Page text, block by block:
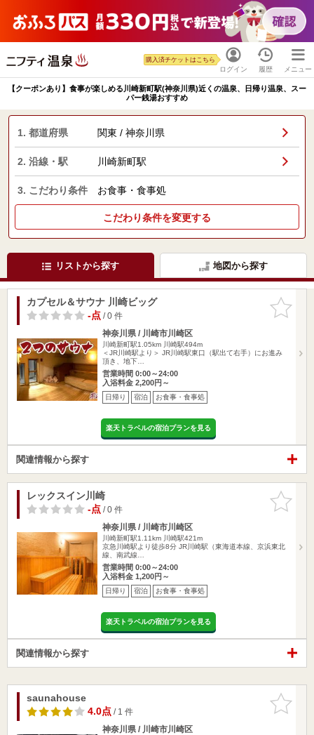
ログイン
購入済チケットはこちら
履歴 メニュー
【クーポンあり】食事が楽しめる川崎新町駅(神奈川県)近くの温泉、日帰り温泉、スー
パー銭湯おすすめ
1. 都道府県 関東 / 神奈川県
2. 沿線・駅 川崎新町駅
3. こだわり条件 お食事・食事処
こだわり条件を変更する
リストから探す 地図から探す
お気に入
りに追加
カプセル＆サウナ 川崎ビッグ
-点/ 0 件
神奈川県 / 川崎市川崎区
川崎新町駅1.05km
川崎駅494m
＜JR川崎駅より＞ JR川崎駅東口（駅出て右手）にお進み
頂き、地下…
営業時間 0:00～24:00
入浴料金 2,200円～
日帰り 宿泊 お食事・食事処
楽天トラベルの宿泊プランを見る
関連情報から探す
お気に入
りに追加
レックスイン川崎
-点/ 0 件
神奈川県 / 川崎市川崎区
川崎新町駅1.11km
川崎駅421m
京急川崎駅より徒歩8分 JR川崎駅（東海道本線、京浜東北
線、南武線…
営業時間 0:00～24:00
入浴料金 1,200円～
日帰り 宿泊 お食事・食事処
楽天トラベルの宿泊プランを見る
関連情報から探す
お気に入
りに追加
saunahouse
4.0点/ 1 件
神奈川県 / 川崎市川崎区